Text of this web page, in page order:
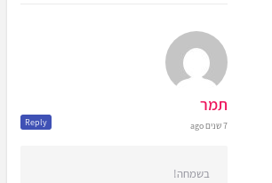
תמר
7 שנים ago Reply
בשמחה!